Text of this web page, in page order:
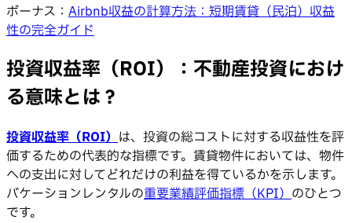
ボーナス： Airbnb収益の計算方法：短期賃貸（民泊）収益
性の完全ガイド
投資収益率（ROI）：不動産投資におけ
る意味とは？
投資収益率（ROI） は、投資の総コストに対する収益性を評
価するための代表的な指標です。賃貸物件においては、物件
への支出に対してどれだけの利益を得ているかを示します。
バケーションレンタルの重要業績評価指標（KPI） のひとつ
です。